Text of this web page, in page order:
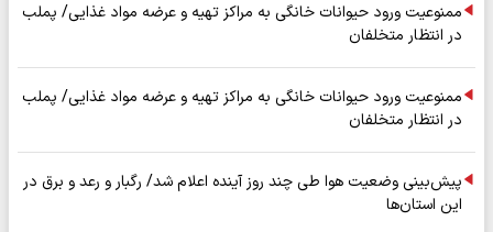
ممنوعیت ورود حیوانات خانگی به مراکز تهیه و عرضه مواد غذایی/ پملب
در انتظار متخلفان
ممنوعیت ورود حیوانات خانگی به مراکز تهیه و عرضه مواد غذایی/ پملب
در انتظار متخلفان
پیش‌بینی وضعیت هوا طی چند روز آینده اعلام شد/ رگبار و رعد و برق در
این استان‌ها